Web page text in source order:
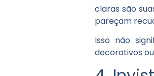
claras são
pareçam
Isso não
decorativos